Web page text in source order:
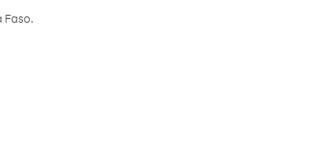
Faso.